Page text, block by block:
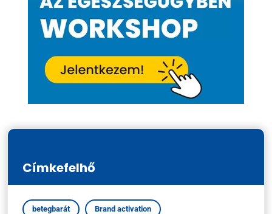
Címkefelhő
betegbarát Brand activation